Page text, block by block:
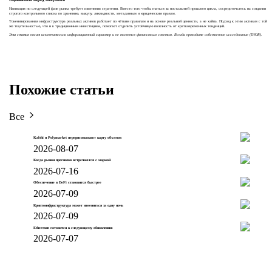
Навигация по следующей фазе рынка требует изменения стратегии. Вместо того чтобы гнаться за ностальгией прошлого цикла, сосредоточьтесь на создании
строгого контрольного списка по хранению, выкупу, ликвидности, метаданным и юридическим правам.
Токенизированная инфраструктура реальных активов работает по чётким правилам и на основе реальной ценности, а не хайпа. Подход к этим активам с той
же тщательностью, что и к традиционным инвестициям, помогает отделить устойчивую полезность от кратковременных тенденций.
Эта статья носит исключительно информационный характер и не является финансовым советом. Всегда проводите собственное исследование (DYOR).
Похожие статьи
Все
Kalshi и Polymarket перерисовывают карту объемов
2026-08-07
Когда рынки прогнозов встречаются с маржой
2026-07-16
Обеспечение в DeFi становится быстрее
2026-07-09
Криптоинфраструктура может измениться за одну ночь
2026-07-09
Ethereum готовится к следующему обновлению
2026-07-07